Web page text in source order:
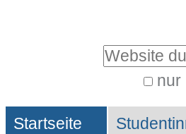
Website durchsuchen
nur
Suche…
Sektionen
Startseite